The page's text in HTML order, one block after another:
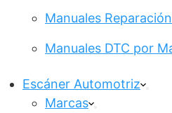
Manuales
Manuales DTC por
Escáner Automotriz
Marcas